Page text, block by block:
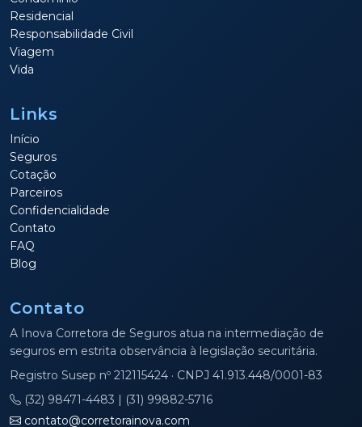
Residencial
Responsabilidade Civil
Viagem
Vida
Links
Início
Seguros
Cotação
Parceiros
Confidencialidade
Contato
FAQ
Blog
Contato
A Inova Corretora de Seguros atua na intermediação de
seguros em estrita observância à legislação securitária.
Registro Susep nº 212115424 · CNPJ 41.913.448/0001-83
(32) 98471-4483 | (31) 99882-5716
contato@corretorainova.com